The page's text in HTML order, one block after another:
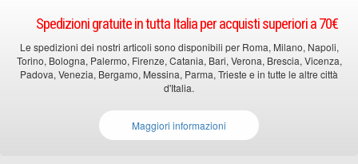
Spedizioni gratuite in tutta Italia per acquisti superiori a 70€
Le spedizioni dei nostri articoli sono disponibili per Roma, Milano, Napoli,
Torino, Bologna, Palermo, Firenze, Catania, Bari, Verona, Brescia, Vicenza,
Padova, Venezia, Bergamo, Messina, Parma, Trieste e in tutte le altre città
d'Italia.
Maggiori informazioni